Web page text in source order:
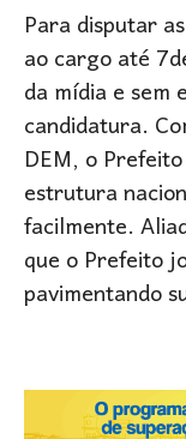
Para disputar
ao cargo até
da mídia e
candidatura.
DEM, o
estrutura
facilmente.
que o Prefeito
pavimentando